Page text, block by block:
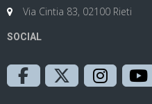
Via Cintia 83, 02100 Rieti
SOCIAL